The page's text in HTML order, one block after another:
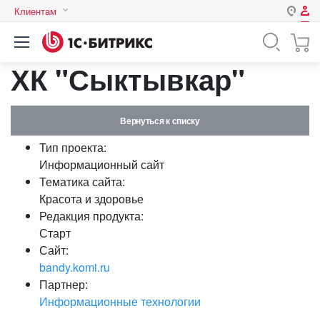
Клиентам
Казахстан
Авторизация
Зарегистрироваться
Логин
Пароль
Запомнить меня на этом
или войдите с помощью
ХК "Сыктывкар"
Вернуться к списку
Тип проекта:
Информационный сайт
Тематика сайта:
Красота и здоровье
Редакция продукта:
Старт
Сайт:
bandy.komi.ru
Партнер:
Информационные технологии